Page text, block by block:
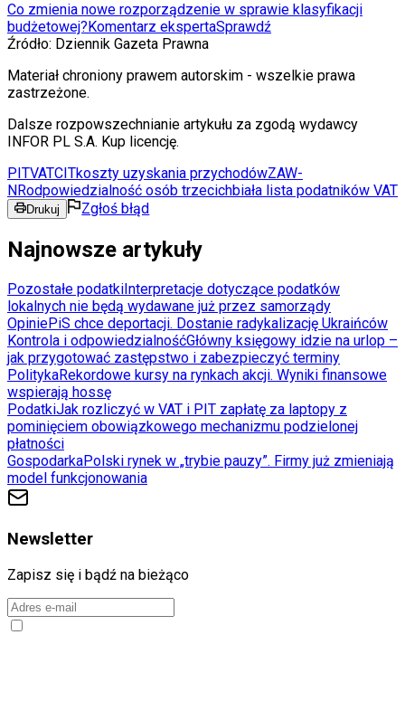
Co zmienia nowe rozporządzenie w sprawie klasyfikacji
budżetowej?Komentarz ekspertaSprawdź
Źródło: Dziennik Gazeta Prawna
Materiał chroniony prawem autorskim - wszelkie prawa
zastrzeżone.
Dalsze rozpowszechnianie artykułu za zgodą wydawcy
INFOR PL S.A. Kup licencję.
PITVATCITkoszty uzyskania przychodówZAW-
NRodpowiedzialność osób trzecichbiała lista podatników VAT
Drukuj Zgłoś błąd
Najnowsze artykuły
Pozostałe podatki Interpretacje dotyczące podatków
lokalnych nie będą wydawane już przez samorządy
OpiniePiS chce deportacji. Dostanie radykalizację Ukraińców
Kontrola i odpowiedzialnośćGłówny księgowy idzie na urlop –
jak przygotować zastępstwo i zabezpieczyć terminy
PolitykaRekordowe kursy na rynkach akcji. Wyniki finansowe
wspierają hossę
PodatkiJak rozliczyć w VAT i PIT zapłatę za laptopy z
pominięciem obowiązkowego mechanizmu podzielonej
płatności
GospodarkaPolski rynek w „trybie pauzy”. Firmy już zmieniają
model funkcjonowania
Newsletter
Zapisz się i bądź na bieżąco